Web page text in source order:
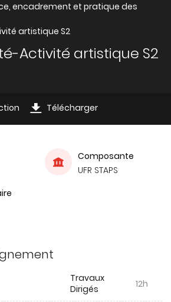
encadrement et pratique des
artistique S2
Activité artistique S2
Télécharger
Composante
UFR STAPS
Travaux
Dirigés
12h